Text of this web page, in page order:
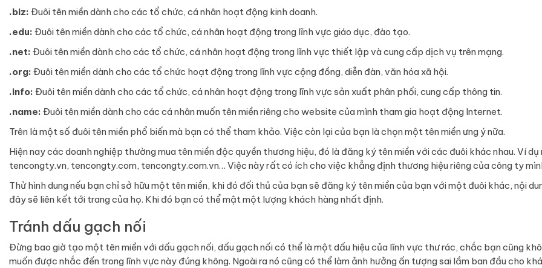
.biz: Đuôi tên miền dành cho các tổ chức, cá nhân hoạt động kinh doanh.
.edu: Đuôi tên miền dành cho các tổ chức, cá nhân hoạt động trong lĩnh vực giáo dục, đào tạo.
.net: Đuôi tên miền dành cho các tổ chức, cá nhân hoạt động trong lĩnh vực thiết lập và cung cấp dịch vụ trên mạng.
.org: Đuôi tên miền dành cho các tổ chức hoạt động trong lĩnh vực cộng đồng, diễn đàn, văn hóa xã hội.
.info: Đuôi tên miền dành cho các tổ chức, cá nhân hoạt động trong lĩnh vực sản xuất phân phối, cung cấp thông tin.
.name: Đuôi tên miền dành cho các cá nhân muốn tên miền riêng cho website của mình tham gia hoạt động Internet.
Trên là một số đuôi tên miền phổ biến mà bạn có thể tham khảo. Việc còn lại của bạn là chọn một tên miền ưng ý nữa.
Hiện nay các doanh nghiệp thường mua tên miền độc quyền thương hiệu, đó là đăng ký tên miền với các đuôi khác nhau. Ví dụ
tencongty.vn, tencongty.com, tencongty.com.vn… Việc này rất có ích cho việc khẳng định thương hiệu riêng của công ty
Thử hình dung nếu bạn chỉ sở hữu một tên miền, khi đó đối thủ của bạn sẽ đăng ký tên miền của bạn với một đuôi khác, nội
đây sẽ liên kết tới trang của họ. Khi đó bạn có thể mật một lượng khách hàng nhất định.
Tránh dấu gạch nối
Đừng bao giờ tạo một tên miền với dấu gạch nối, dấu gạch nối có thể là một dấu hiệu của lĩnh vực thư rác, chắc bạn cũng
muốn được nhắc đến trong lĩnh vực này đúng không. Ngoài ra nó cũng có thể làm ảnh hưởng ấn tượng sai lầm ban đầu cho